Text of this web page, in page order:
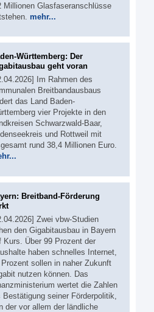
Millionen Glasfaseranschlüsse
mehr...
Württemberg: Der
geht voran
Im Rahmen des
Breitbandausbaus
das Land Baden-
vier Projekte in den
Schwarzwald-Baar,
und Rottweil mit
rund 38,4 Millionen Euro.
Breitband-Förderung
Zwei vbw-Studien
den Gigabitausbau in Bayern
Kurs. Über 99 Prozent der
haben schnelles Internet,
sollen in naher Zukunft
nutzen können. Das
wertet die Zahlen
Bestätigung seiner Förderpolitik,
der vor allem der ländliche